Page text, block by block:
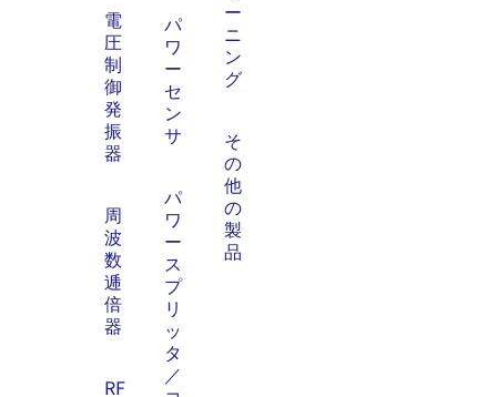
電
圧
制
御
発
振
器
周
波
数
逓
倍
器
RF
パ
ワ
ー
セ
ン
サ
パ
ワ
ー
ス
プ
リ
ッ
タ
／
ー
ニ
ン
グ
そ
の
他
の
製
品